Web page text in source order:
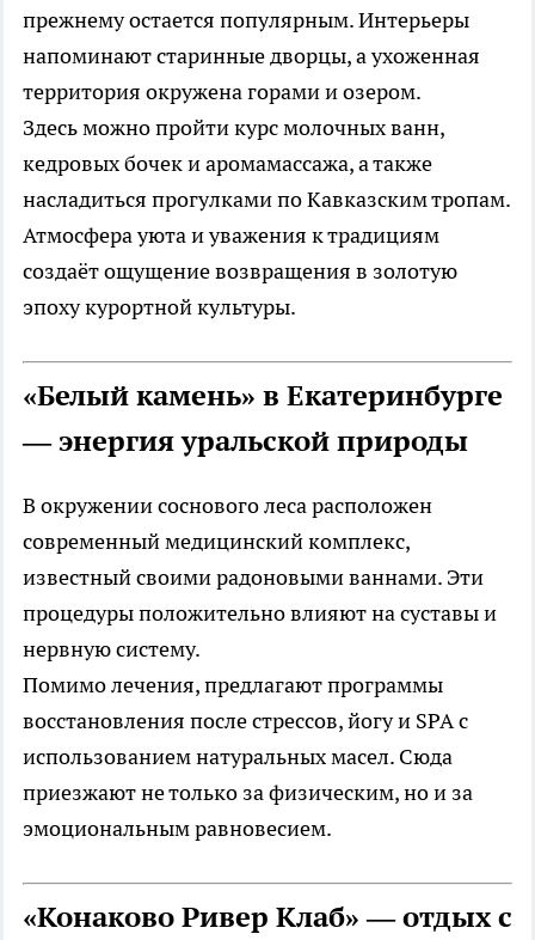
прежнему остается популярным. Интерьеры
напоминают старинные дворцы, а ухоженная
территория окружена горами и озером.
Здесь можно пройти курс молочных ванн,
кедровых бочек и аромамассажа, а также
насладиться прогулками по Кавказским тропам.
Атмосфера уюта и уважения к традициям
создаёт ощущение возвращения в золотую
эпоху курортной культуры.
«Белый камень» в Екатеринбурге
— энергия уральской природы
В окружении соснового леса расположен
современный медицинский комплекс,
известный своими радоновыми ваннами. Эти
процедуры положительно влияют на суставы и
нервную систему.
Помимо лечения, предлагают программы
восстановления после стрессов, йогу и SPA с
использованием натуральных масел. Сюда
приезжают не только за физическим, но и за
эмоциональным равновесием.
«Конаково Ривер Клаб» — отдых с